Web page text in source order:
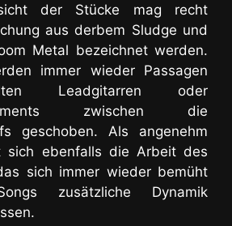
der Stücke mag recht
aus derbem Sludge und
Metal bezeichnet werden.
immer wieder Passagen
Leadgitarren oder
zwischen die
geschoben. Als angenehm
sich ebenfalls die Arbeit des
sich immer wieder bemüht
zusätzliche Dynamik